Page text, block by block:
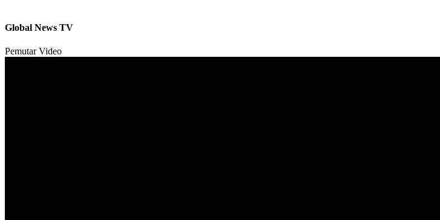
Global News TV
Pemutar Video